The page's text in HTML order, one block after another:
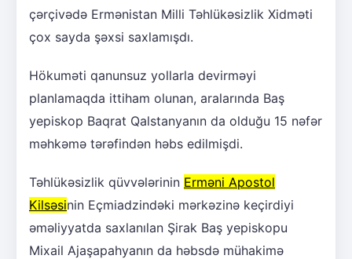
çərçivədə Ermənistan Milli Təhlükəsizlik Xidməti
çox sayda şəxsi saxlamışdı.
Hökuməti qanunsuz yollarla devirməyi
planlamaqda ittiham olunan, aralarında Baş
yepiskop Baqrat Qalstanyanın da olduğu 15 nəfər
məhkəmə tərəfindən həbs edilmişdi.
Təhlükəsizlik qüvvələrinin Erməni Apostol
Kilsəsinin Eçmiadzindəki mərkəzinə keçirdiyi
əməliyyatda saxlanılan Şirak Baş yepiskopu
Mixail Ajaşapahyanın da həbsdə mühakimə